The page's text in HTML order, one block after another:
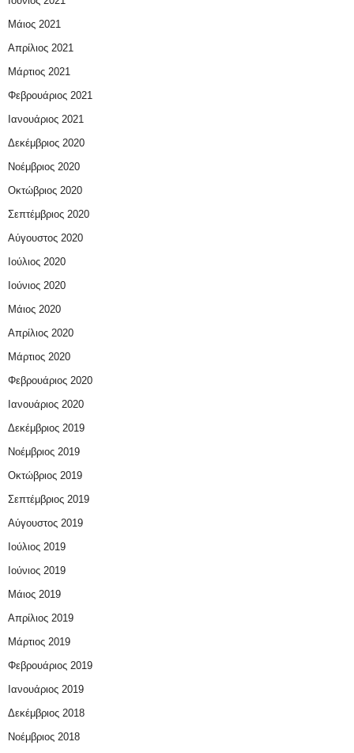
Μάιος 2021
Απρίλιος 2021
Μάρτιος 2021
Φεβρουάριος 2021
Ιανουάριος 2021
Δεκέμβριος 2020
Νοέμβριος 2020
Οκτώβριος 2020
Σεπτέμβριος 2020
Αύγουστος 2020
Ιούλιος 2020
Ιούνιος 2020
Μάιος 2020
Απρίλιος 2020
Μάρτιος 2020
Φεβρουάριος 2020
Ιανουάριος 2020
Δεκέμβριος 2019
Νοέμβριος 2019
Οκτώβριος 2019
Σεπτέμβριος 2019
Αύγουστος 2019
Ιούλιος 2019
Ιούνιος 2019
Μάιος 2019
Απρίλιος 2019
Μάρτιος 2019
Φεβρουάριος 2019
Ιανουάριος 2019
Δεκέμβριος 2018
Νοέμβριος 2018